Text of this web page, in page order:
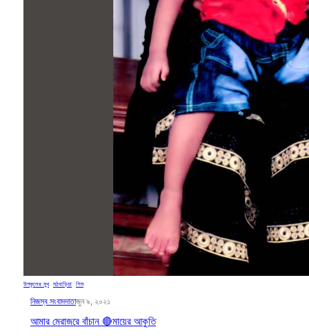
উপকূলের মুখ মঠবাড়িয়া শিশু
নিজস্ব সংবাদদাতাজুন ৯, ২০২১
আমার মেরাজরে বাঁচান 🔴মায়ের আকুতি